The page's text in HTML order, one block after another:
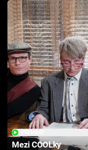
Mezi COOLky